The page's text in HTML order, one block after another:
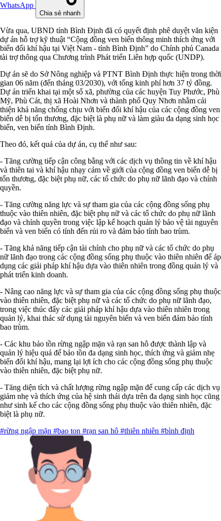
WhatsApp
Chia sẻ nhanh
Vừa qua, UBND tỉnh Bình Định đã có quyết định phê duyệt văn kiện
dự án hỗ trợ kỹ thuật “Cộng đồng ven biển thông minh thích ứng với
biến đổi khí hậu tại Việt Nam - tỉnh Bình Định” do Chính phủ Canada
tài trợ thông qua Chương trình Phát triển Liên hợp quốc (UNDP).
Dự án sẽ do Sở Nông nghiệp và PTNT Bình Định thực hiện trong thời
gian 06 năm (đến tháng 03/2030), với tổng kinh phí hơn 37 tỷ đồng.
Dự án triển khai tại một số xã, phường của các huyện Tuy Phước, Phù
Mỹ, Phù Cát, thị xã Hoài Nhơn và thành phố Quy Nhơn nhằm cải
thiện khả năng chống chịu với biến đổi khí hậu của các cộng đồng ven
biển dễ bị tổn thương, đặc biệt là phụ nữ và làm giàu đa dạng sinh học
biển, ven biển tỉnh Bình Định.
Theo đó, kết quả của dự án, cụ thể như sau:
- Tăng cường tiếp cận công bằng với các dịch vụ thông tin về khí hậu
và thiên tai và khí hậu nhạy cảm về giới của cộng đồng ven biển dễ bị
tổn thương, đặc biệt phụ nữ, các tổ chức do phụ nữ lãnh đạo và chính
quyền.
- Tăng cường năng lực và sự tham gia của các cộng đồng sống phụ
thuộc vào thiên nhiên, đặc biệt phụ nữ và các tổ chức do phụ nữ lãnh
đạo và chính quyền trong việc lập kế hoạch quản lý bảo vệ tài nguyên
biển và ven biển có tính đến rủi ro và đảm bảo tính bao trùm.
- Tăng khả năng tiếp cận tài chính cho phụ nữ và các tổ chức do phụ
nữ lãnh đạo trong các cộng đồng sống phụ thuộc vào thiên nhiên để áp
dụng các giải pháp khí hậu dựa vào thiên nhiên trong đồng quản lý và
phát triển kinh doanh.
- Nâng cao năng lực và sự tham gia của các cộng đồng sống phụ thuộc
vào thiên nhiên, đặc biệt phụ nữ và các tổ chức do phụ nữ lãnh đạo,
trong việc thúc đẩy các giải pháp khí hậu dựa vào thiên nhiên trong
quản lý, khai thác sử dụng tài nguyên biển và ven biển đảm bảo tính
bao trùm.
- Các khu bảo tồn rừng ngập mặn và rạn san hô được thành lập và
quản lý hiệu quả để bảo tồn đa dạng sinh học, thích ứng và giảm nhẹ
biến đổi khí hậu, mang lại lợi ích cho các cộng đồng sống phụ thuộc
vào thiên nhiên, đặc biệt phụ nữ.
- Tăng diện tích và chất lượng rừng ngập mặn để cung cấp các dịch vụ
giảm nhẹ và thích ứng của hệ sinh thái dựa trên đa dạng sinh học cũng
như sinh kế cho các cộng đồng sống phụ thuộc vào thiên nhiên, đặc
biệt là phụ nữ.
#rừng ngập mặn #bao ton #rạn san hô #thiên nhiên #bình định